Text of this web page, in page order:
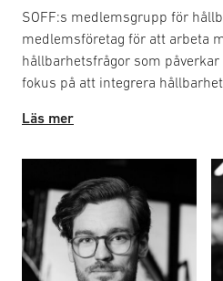
SOFF:s medlemsgrupp för
medlemsföretag för att arbeta
hållbarhetsfrågor som
fokus på att integrera
Arbetet omfattar
ansvarsfull finansiering. Syftet
möjligheter att bedriva
hållbar verksamhet genom att
externa krav och regelverk,
hållbarhetsrapportering och
Läs mer